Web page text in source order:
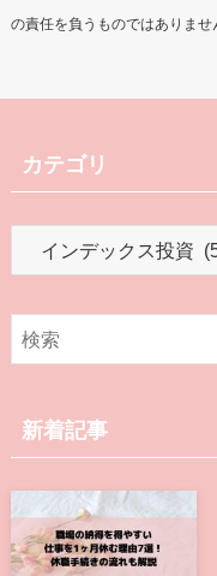
の責任を負うものではありませ
カテゴリ
リ
新着記事